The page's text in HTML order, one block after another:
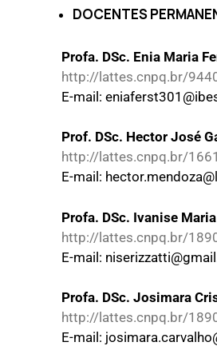
DOCENTES
Profa. DSc. Enia Maria
http://lattes.cnpq.br/
E-mail:
Prof. DSc. Hector José
http://lattes.cnpq.br/
E-mail:
Profa. DSc. Ivanise
http://lattes.cnpq.br/
E-mail:
Profa. DSc. Josimara
http://lattes.cnpq.br/
E-mail: